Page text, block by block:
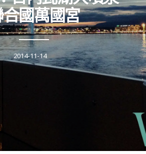
國萬國宮
2014-11-14